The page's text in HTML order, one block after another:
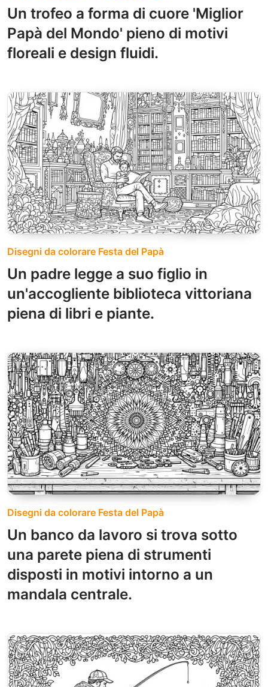
Un trofeo a forma di cuore 'Miglior
Papà del Mondo' pieno di motivi
floreali e design fluidi.
Disegni da colorare Festa del Papà
Un padre legge a suo figlio in
un'accogliente biblioteca vittoriana
piena di libri e piante.
Disegni da colorare Festa del Papà
Un banco da lavoro si trova sotto
una parete piena di strumenti
disposti in motivi intorno a un
mandala centrale.